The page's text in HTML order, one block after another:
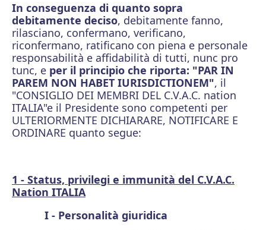
In conseguenza di quanto sopra
debitamente deciso, debitamente fanno,
rilasciano, confermano, verificano,
riconfermano, ratificano con piena e personale
responsabilità e affidabilità di tutti, nunc pro
tunc, e per il principio che riporta: "PAR IN
PAREM NON HABET IURISDICTIONEM", il
"CONSIGLIO DEI MEMBRI DEL C.V.A.C. nation
ITALIA"e il Presidente sono competenti per
ULTERIORMENTE DICHIARARE, NOTIFICARE E
ORDINARE quanto segue:
1 - Status, privilegi e immunità del C.V.A.C.
Nation ITALIA
I - Personalità giuridica